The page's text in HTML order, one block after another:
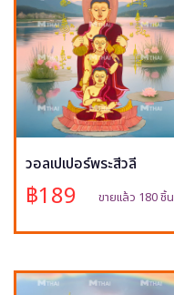
วอลเปเปอร์พระสีวลี
฿189 ขายแล้ว 180 ชิ้น